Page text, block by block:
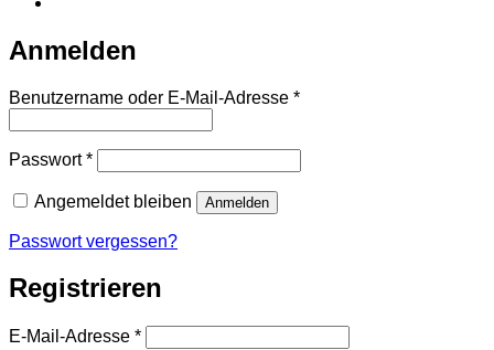
Anmelden
Benutzername oder E-Mail-Adresse *Erforderlich
Passwort*Erforderlich
Angemeldet bleiben Anmelden
Passwort vergessen?
Registrieren
E-Mail-Adresse *Erforderlich